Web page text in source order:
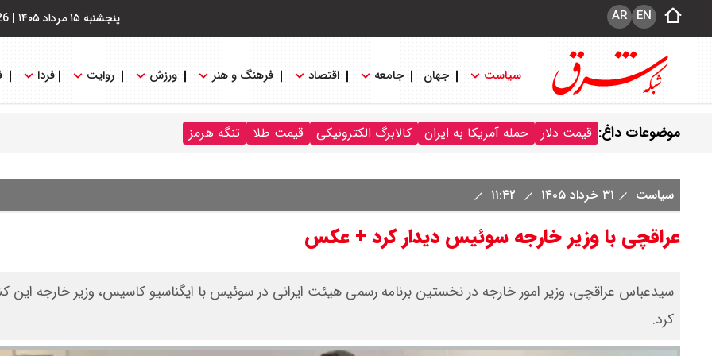
پنجشنبه ۱۵ مرداد ۱۴۰۵ | EN
AR
سیاست جهان جامعه اقتصاد فرهنگ و هنر ورزش روایت فردا
موضوعات داغ: قیمت دلار حمله آمریکا به ایران کالابرگ الکترونیکی قیمت طلا تنگه هرمز
سیاست ۳۱ خرداد ۱۴۰۵
عراقچی با وزیر خارجه سوئیس دیدار کرد +‌ عکس
سیدعباس عراقچی، وزیر امور خارجه در نخستین برنامه رسمی هیئت ایرانی در سوئیس با ایگناسیو کاسیس، وزیر خارجه این
کرد.